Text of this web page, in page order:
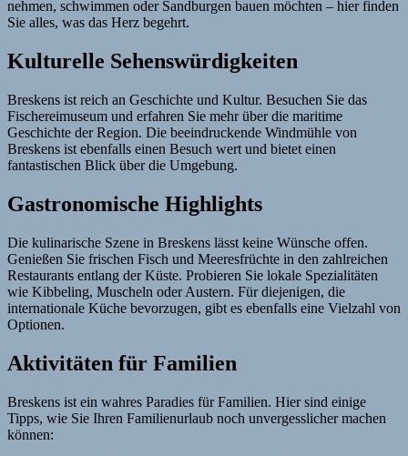
nehmen, schwimmen oder Sandburgen bauen möchten – hier finden
Sie alles, was das Herz begehrt.
Kulturelle Sehenswürdigkeiten
Breskens ist reich an Geschichte und Kultur. Besuchen Sie das
Fischereimuseum und erfahren Sie mehr über die maritime
Geschichte der Region. Die beeindruckende Windmühle von
Breskens ist ebenfalls einen Besuch wert und bietet einen
fantastischen Blick über die Umgebung.
Gastronomische Highlights
Die kulinarische Szene in Breskens lässt keine Wünsche offen.
Genießen Sie frischen Fisch und Meeresfrüchte in den zahlreichen
Restaurants entlang der Küste. Probieren Sie lokale Spezialitäten
wie Kibbeling, Muscheln oder Austern. Für diejenigen, die
internationale Küche bevorzugen, gibt es ebenfalls eine Vielzahl von
Optionen.
Aktivitäten für Familien
Breskens ist ein wahres Paradies für Familien. Hier sind einige
Tipps, wie Sie Ihren Familienurlaub noch unvergesslicher machen
können: